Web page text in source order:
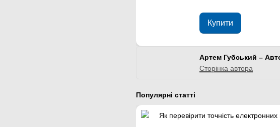
Купити
Артем Губський –
Сторінка автора
Популярні статті